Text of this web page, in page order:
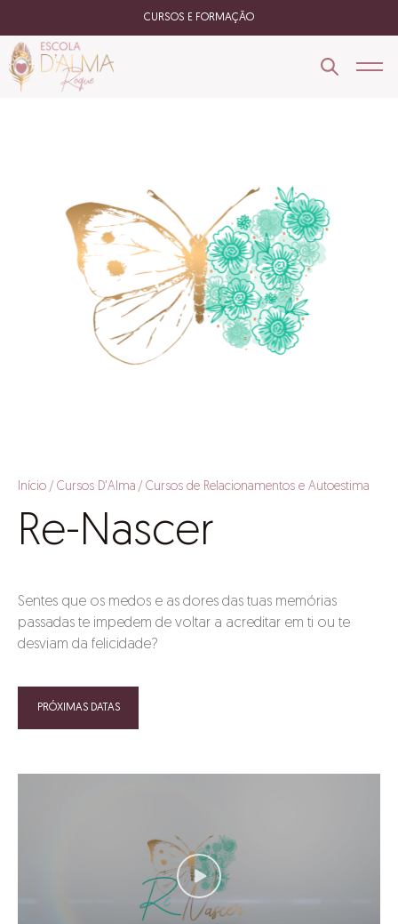
CURSOS E FORMAÇÃO
Início Cursos D'Alma Cursos de Relacionamentos e Autoestima
Re-Nascer
Sentes que os medos e as dores das tuas memórias
passadas te impedem de voltar a acreditar em ti ou te
desviam da felicidade?
PRÓXIMAS DATAS